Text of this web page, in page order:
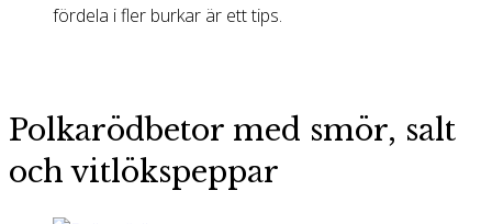
fördela i fler burkar är ett tips.
Polkarödbetor med smör, salt
och vitlökspeppar